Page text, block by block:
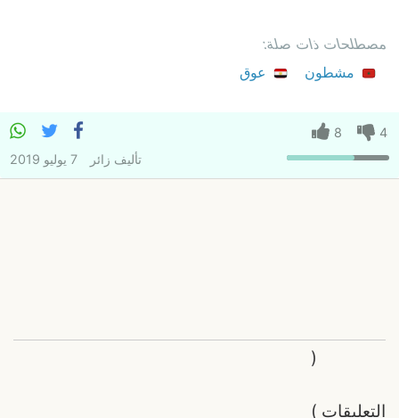
مصطلحات ذات صلة:
مشطون
عوق
4
8
تأليف زائر 7 يوليو 2019
التعليقات
(
)